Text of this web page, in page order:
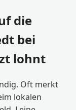
die
bei
lohnt
Oft merkt
lokalen